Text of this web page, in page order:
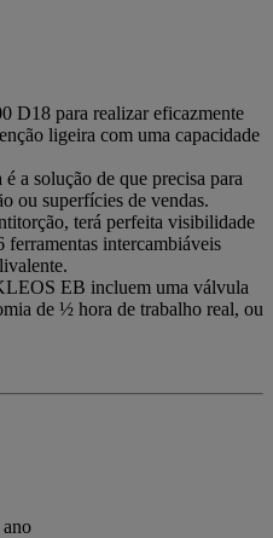
D18 para realizar eficazmente
ligeira com uma capacidade
a solução de que precisa para
ou superfícies de vendas.
terá perfeita visibilidade
ferramentas intercambiáveis
EB incluem uma válvula
de ½ hora de trabalho real, ou